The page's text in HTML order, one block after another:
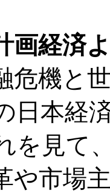
画経済
機と
日本経
を見て
や市場